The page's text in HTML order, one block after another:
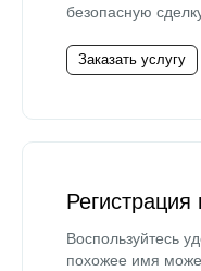
безопасную
Заказать услугу
Воспользуйтесь
похожее имя